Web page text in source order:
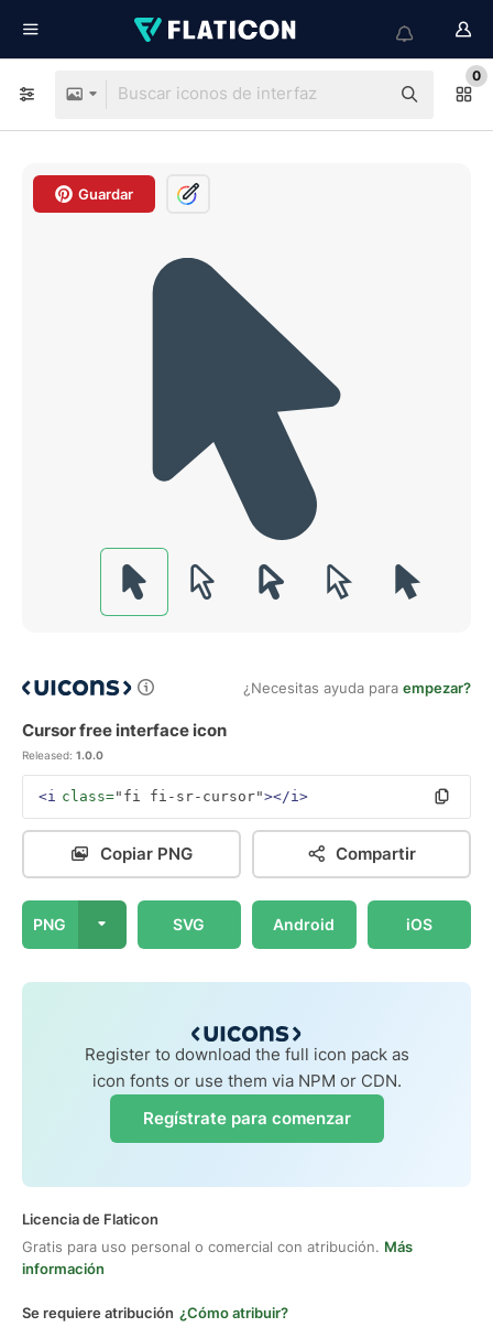
0
Guardar
¿Necesitas ayuda para empezar?
Cursor free interface icon
Released: 1.0.0
<i class="fi fi-sr-cursor"></i>
Copiar PNG Compartir
PNG SVG Android iOS
Register to download the full icon pack as
icon fonts or use them via NPM or CDN.
Regístrate para comenzar
Licencia de Flaticon
Gratis para uso personal o comercial con atribución. Más
información
Se requiere atribución ¿Cómo atribuir?